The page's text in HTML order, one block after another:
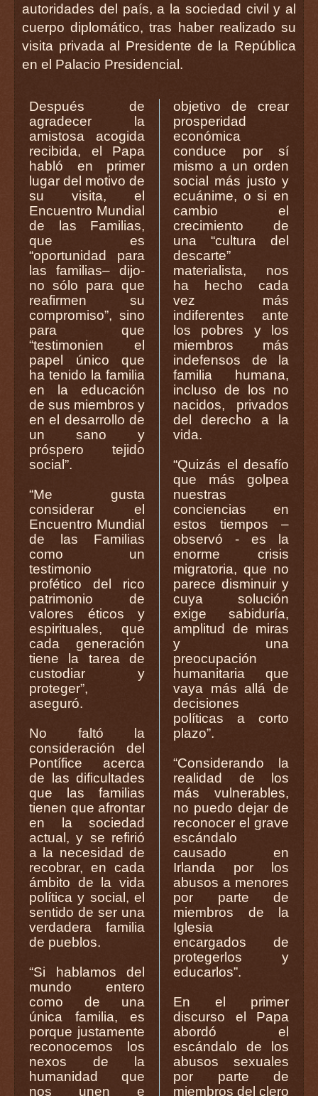
autoridades del país, a la sociedad civil y al
cuerpo diplomático, tras haber realizado su
visita privada al Presidente de la República
en el Palacio Presidencial.
Después de
agradecer la
amistosa acogida
recibida, el Papa
habló en primer
lugar del motivo de
su visita, el
Encuentro Mundial
de las Familias,
que es
“oportunidad para
las familias– dijo-
no sólo para que
reafirmen su
compromiso”, sino
para que
“testimonien el
papel único que
ha tenido la familia
en la educación
de sus miembros y
en el desarrollo de
un sano y
próspero tejido
social”.
“Me gusta
considerar el
Encuentro Mundial
de las Familias
como un
testimonio
profético del rico
patrimonio de
valores éticos y
espirituales, que
cada generación
tiene la tarea de
custodiar y
proteger”,
aseguró.
No faltó la
consideración del
Pontífice acerca
de las dificultades
que las familias
tienen que afrontar
en la sociedad
actual, y se refirió
a la necesidad de
recobrar, en cada
ámbito de la vida
política y social, el
sentido de ser una
verdadera familia
de pueblos.
“Si hablamos del
mundo entero
como de una
única familia, es
porque justamente
reconocemos los
nexos de la
humanidad que
nos unen e
objetivo de crear
prosperidad
económica
conduce por sí
mismo a un orden
social más justo y
ecuánime, o si en
cambio el
crecimiento de
una “cultura del
descarte”
materialista, nos
ha hecho cada
vez más
indiferentes ante
los pobres y los
miembros más
indefensos de la
familia humana,
incluso de los no
nacidos, privados
del derecho a la
vida.
“Quizás el desafío
que más golpea
nuestras
conciencias en
estos tiempos –
observó - es la
enorme crisis
migratoria, que no
parece disminuir y
cuya solución
exige sabiduría,
amplitud de miras
y una
preocupación
humanitaria que
vaya más allá de
decisiones
políticas a corto
plazo”.
“Considerando la
realidad de los
más vulnerables,
no puedo dejar de
reconocer el grave
escándalo
causado en
Irlanda por los
abusos a menores
por parte de
miembros de la
Iglesia
encargados de
protegerlos y
educarlos”.
En el primer
discurso el Papa
abordó el
escándalo de los
abusos sexuales
por parte de
miembros del clero